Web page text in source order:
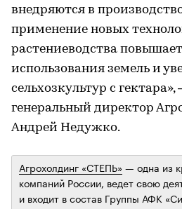
внедряются в
применение новых
растениеводства
использования земель и
сельхозкультур с
генеральный директор
Андрей Недужко.
Агрохолдинг «СТЕПЬ» — одна из
компаний России, ведет свою
и входит в состав Группы АФК